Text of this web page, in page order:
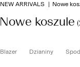
NEW ARRIVALS Nowe
Nowe koszule
Blazer Dzianiny